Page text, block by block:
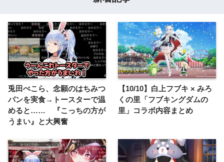
兎田ぺこら、念願のはちみつ
パンを実食→トースターで温
めると…… 『こっちの方が
うまい』と大興奮
【10/10】白上フブキ × みろ
くの里「フブキングダムの
里」コラボ内容まとめ